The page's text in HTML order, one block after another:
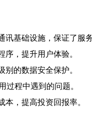
基础设施，保证了服
，提升用户体验。
的数据安全保护。
程中遇到的问题。
，提高投资回报率。